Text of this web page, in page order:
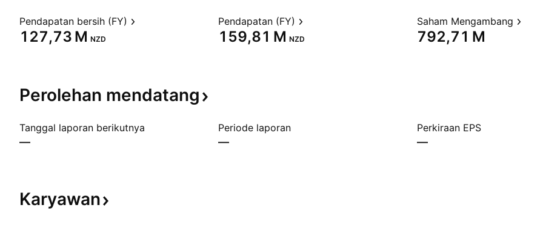
Pendapatan bersih (FY)
‪127,73 M‬ NZD
Pendapatan (FY)
‪159,81 M‬ NZD
Saham Mengambang
‪792,71 M‬
Perolehan mendatang
Tanggal laporan berikutnya
—
Periode laporan
—
Perkiraan EPS
—
Karyawan